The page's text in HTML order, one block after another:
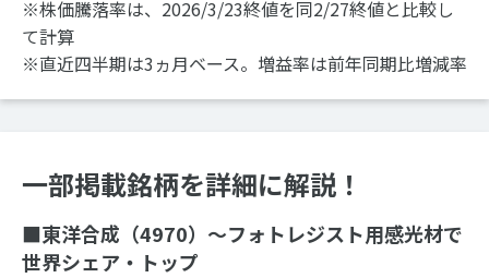
※株価騰落率は、2026/3/23終値を同2/27終値と比較し
て計算
※直近四半期は3ヵ月ベース。増益率は前年同期比増減率
一部掲載銘柄を詳細に解説！
■東洋合成（4970）～フォトレジスト用感光材で
世界シェア・トップ